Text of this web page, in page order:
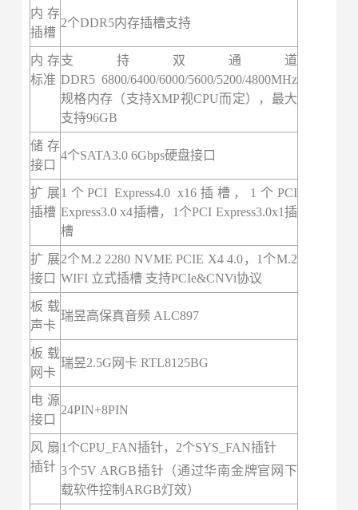
内存
插槽
2个DDR5内存插槽支持
内存
标准
支持双通道
DDR5 6800/6400/6000/5600/5200/4800MHz
规格内存（支持XMP视CPU而定），最大
支持96GB
储存
接口
4个SATA3.0 6Gbps硬盘接口
扩展
插槽
1个PCI Express4.0 x16插槽，1个PCI
Express3.0 x4插槽，1个PCI Express3.0x1插
槽
扩展
接口
2个M.2 2280 NVME PCIE X4 4.0，1个M.2
WIFI 立式插槽 支持PCIe&CNVi协议
板载
声卡
瑞昱高保真音频 ALC897
板载
网卡
瑞昱2.5G网卡 RTL8125BG
电源
接口
24PIN+8PIN
风扇
插针
1个CPU_FAN插针，2个SYS_FAN插针
3个5V ARGB插针（通过华南金牌官网下
载软件控制ARGB灯效）